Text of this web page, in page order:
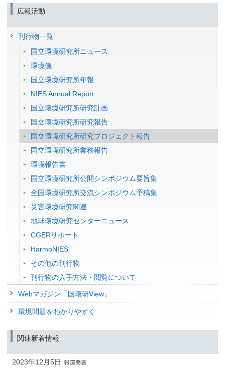
広報活動
刊行物一覧
国立環境研究所ニュース
環境儀
国立環境研究所年報
NIES Annual Report
国立環境研究所研究計画
国立環境研究所研究報告
国立環境研究所研究プロジェクト報告
国立環境研究所業務報告
環境報告書
国立環境研究所公開シンポジウム要旨集
全国環境研究所交流シンポジウム予稿集
災害環境研究関連
地球環境研究センターニュース
CGERリポート
HarmoNIES
その他の刊行物
刊行物の入手方法・閲覧について
Webマガジン「国環研View」
環境問題をわかりやすく
関連新着情報
2023年12月5日